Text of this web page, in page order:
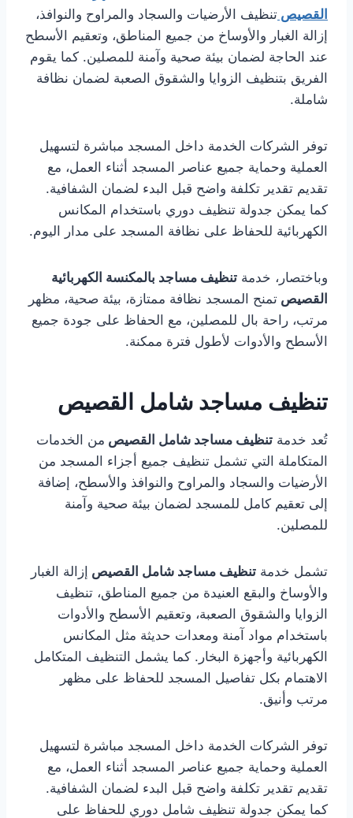
القصيص تنظيف الأرضيات والسجاد والمراوح والنوافذ،
إزالة الغبار والأوساخ من جميع المناطق، وتعقيم الأسطح
عند الحاجة لضمان بيئة صحية وآمنة للمصلين. كما يقوم
الفريق بتنظيف الزوايا والشقوق الصعبة لضمان نظافة
شاملة.
توفر الشركات الخدمة داخل المسجد مباشرة لتسهيل
العملية وحماية جميع عناصر المسجد أثناء العمل، مع
تقديم تقدير تكلفة واضح قبل البدء لضمان الشفافية.
كما يمكن جدولة تنظيف دوري باستخدام المكانس
الكهربائية للحفاظ على نظافة المسجد على مدار اليوم.
وباختصار، خدمة تنظيف مساجد بالمكنسة الكهربائية
القصيص تمنح المسجد نظافة ممتازة، بيئة صحية، مظهر
مرتب، راحة بال للمصلين، مع الحفاظ على جودة جميع
الأسطح والأدوات لأطول فترة ممكنة.
تنظيف مساجد شامل القصيص
تُعد خدمة تنظيف مساجد شامل القصيص من الخدمات
المتكاملة التي تشمل تنظيف جميع أجزاء المسجد من
الأرضيات والسجاد والمراوح والنوافذ والأسطح، إضافة
إلى تعقيم كامل للمسجد لضمان بيئة صحية وآمنة
للمصلين.
تشمل خدمة تنظيف مساجد شامل القصيص إزالة الغبار
والأوساخ والبقع العنيدة من جميع المناطق، تنظيف
الزوايا والشقوق الصعبة، وتعقيم الأسطح والأدوات
باستخدام مواد آمنة ومعدات حديثة مثل المكانس
الكهربائية وأجهزة البخار. كما يشمل التنظيف المتكامل
الاهتمام بكل تفاصيل المسجد للحفاظ على مظهر
مرتب وأنيق.
توفر الشركات الخدمة داخل المسجد مباشرة لتسهيل
العملية وحماية جميع عناصر المسجد أثناء العمل، مع
تقديم تقدير تكلفة واضح قبل البدء لضمان الشفافية.
كما يمكن جدولة تنظيف شامل دوري للحفاظ على